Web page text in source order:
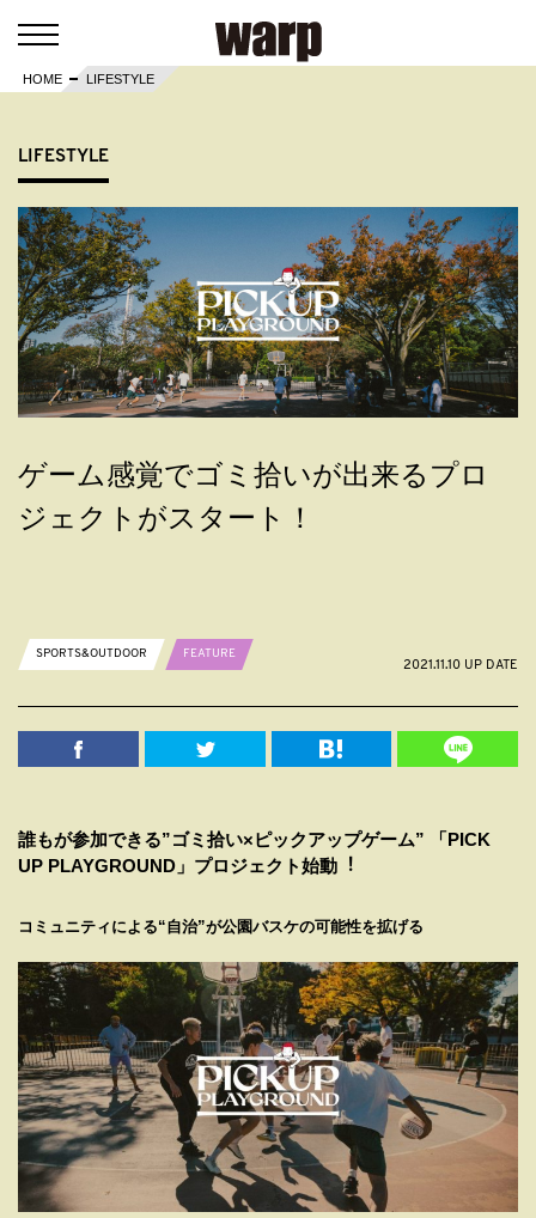
HOME LIFESTYLE
LIFESTYLE
ゲーム感覚でゴミ拾いが出来るプロ
ジェクトがスタート！
SPORTS&OUTDOOR
FEATURE
2021.11.10 UP DATE
誰もが参加できる”ゴミ拾い×ピックアップゲーム” 「PICK
UP PLAYGROUND」プロジェクト始動︕
コミュニティによる“⾃治”が公園バスケの可能性を拡げる